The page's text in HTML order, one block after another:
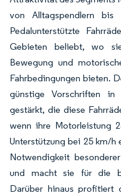
von Alltagspendlern bis
Pedalunterstützte
Gebieten beliebt, wo
Bewegung und
Fahrbedingungen bieten.
günstige Vorschriften
gestärkt, die diese
wenn ihre Motorleistung
Unterstützung bei 25 km/h
Notwendigkeit
und macht sie für die
Darüber hinaus profitiert